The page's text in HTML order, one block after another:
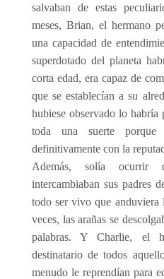
salvaban de estas
meses, Brian, el hermano
una capacidad de
superdotado del planeta
corta edad, era capaz de
que se establecían a su
hubiese observado lo
toda una suerte porque
definitivamente con la
Además, solía ocurrir
intercambiaban sus padres
todo ser vivo que anduviera
veces, las arañas se
palabras. Y Charlie, el
destinatario de todos
menudo le reprendían para